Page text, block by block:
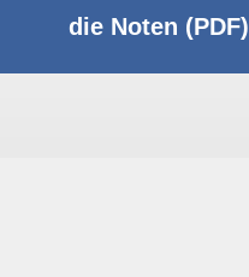
die Noten (PDF)